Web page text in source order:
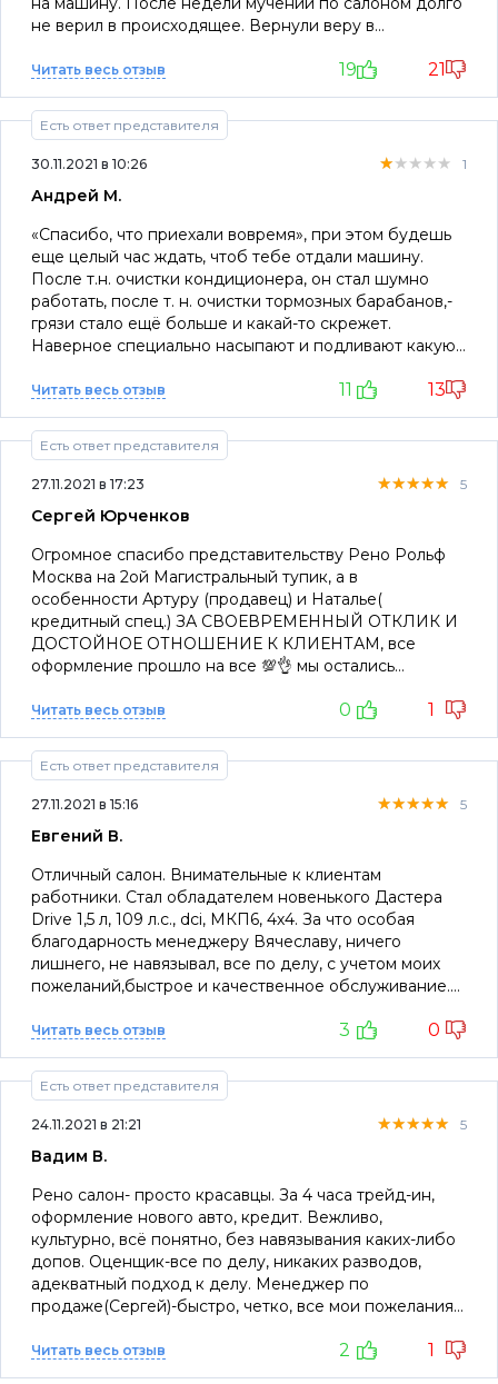
не верил в происходящее. Вернули веру в
Читать весь отзыв 19 21
Есть ответ представителя
30.11.2021 в 10:26 ★★★★★
★★★★★
★★★★★ 1
Андрей М.
«Спасибо, что приехали вовремя», при этом будешь
еще целый час ждать, чтоб тебе отдали машину.
После т.н. очистки кондиционера, он стал шумно
работать, после т. н. очистки тормозных барабанов,-
грязи стало ещё больше и какай-то скрежет.
Наверное специально насыпают и подливают какую
будешь потом к ним ездить и только деньги им
отдавать за доп ремонты. Потому что ни о какой
гарантии речи не идёт вообще- они как будто бы
этого не слышат, а если все таки настоишь на своём, -
окажется, что вся «гарантия» на машину (просил
магнитолой, - они это даже в заказ-наряд не внесли,
горе мастера полчаса втирали, что она не родная,
марку видимо не смогли прочитать), и конечно
«гарантия» на «выполненные работы» исключительно
за деньги. Категорически не рекомендую эту
контору-развод при ТО и развод на деньги. Мог бы
ещё порассказать интересного, только не вижу
смысла- пусть продолжают в том же духе. А кто из
клиентов понял суть вашей «работы», то уже не
будет к вам ездить и вас кормить. PS.Отвечать не
надо. Писал уже, - ни один вопрос не решился.. На
вашем сервисе свет клином не сошёлся. Много
разводов или хотя бы не будут вредить. До свидания
Читать весь отзыв 11 13
Есть ответ представителя
27.11.2021 в 17:23 ★★★★★
★★★★★
★★★★★ 5
Сергей Юрченков
Огромное спасибо представительству Рено Рольф
Москва на 2ой Магистральный тупик, а в
особенности Артуру (продавец) и Наталье(
кредитный спец.) ЗА СВОЕВРЕМЕННЫЙ ОТКЛИК И
ДОСТОЙНОЕ ОТНОШЕНИЕ К КЛИЕНТАМ, все
оформление прошло на все 💯👌 мы остались
Читать весь отзыв 0 1
Есть ответ представителя
27.11.2021 в 15:16 ★★★★★
★★★★★
★★★★★ 5
Евгений В.
Отличный салон. Внимательные к клиентам
работники. Стал обладателем новенького Дастера
Drive 1,5 л, 109 л.с., dci, МКП6, 4х4. За что особая
благодарность менеджеру Вячеславу, ничего
лишнего, не навязывал, все по делу, с учетом моих
пожеланий,быстрое и качественное обслуживание.
Читать весь отзыв 3 0
Есть ответ представителя
24.11.2021 в 21:21 ★★★★★
★★★★★
★★★★★ 5
Вадим В.
Рено салон- просто красавцы. За 4 часа трейд-ин,
оформление нового авто, кредит. Вежливо,
культурно, всё понятно, без навязывания каких-либо
допов. Оценщик-все по делу, никаких разводов,
адекватный подход к делу. Менеджер по
продаже(Сергей)-быстро, четко, все мои пожелания
Слышит что надо и предлагает. Кредит(Марина)-
доступное информирование, адекватные выгодные
Читать весь отзыв 2 1